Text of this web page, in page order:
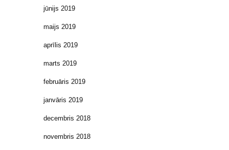
jūnijs 2019
maijs 2019
aprīlis 2019
marts 2019
februāris 2019
janvāris 2019
decembris 2018
novembris 2018